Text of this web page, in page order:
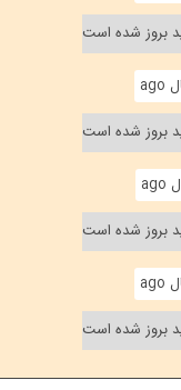
بروز شده است
بروز شده است
بروز شده است
بروز شده است